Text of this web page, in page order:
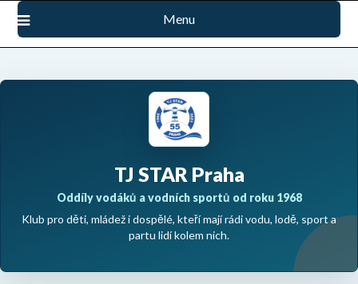
Přejdi
obsah
Menu
TJ STAR Praha
Oddíly vodáků a vodních sportů od roku 1968
Klub pro děti, mládež i dospělé, kteří mají rádi vodu, lodě, sport a
partu lidí kolem nich.